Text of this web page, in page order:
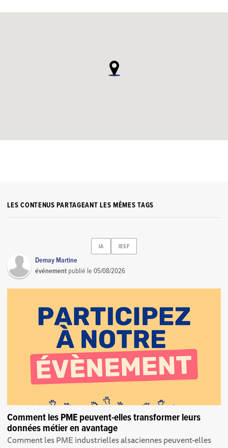
LES CONTENUS PARTAGEANT LES MÊMES TAGS
IA IESF
Demay Martine
événement publié le05/08/2026
Comment les PME peuvent-elles transformer leurs
données métier en avantage
Comment les PME industrielles alsaciennes peuvent-elles